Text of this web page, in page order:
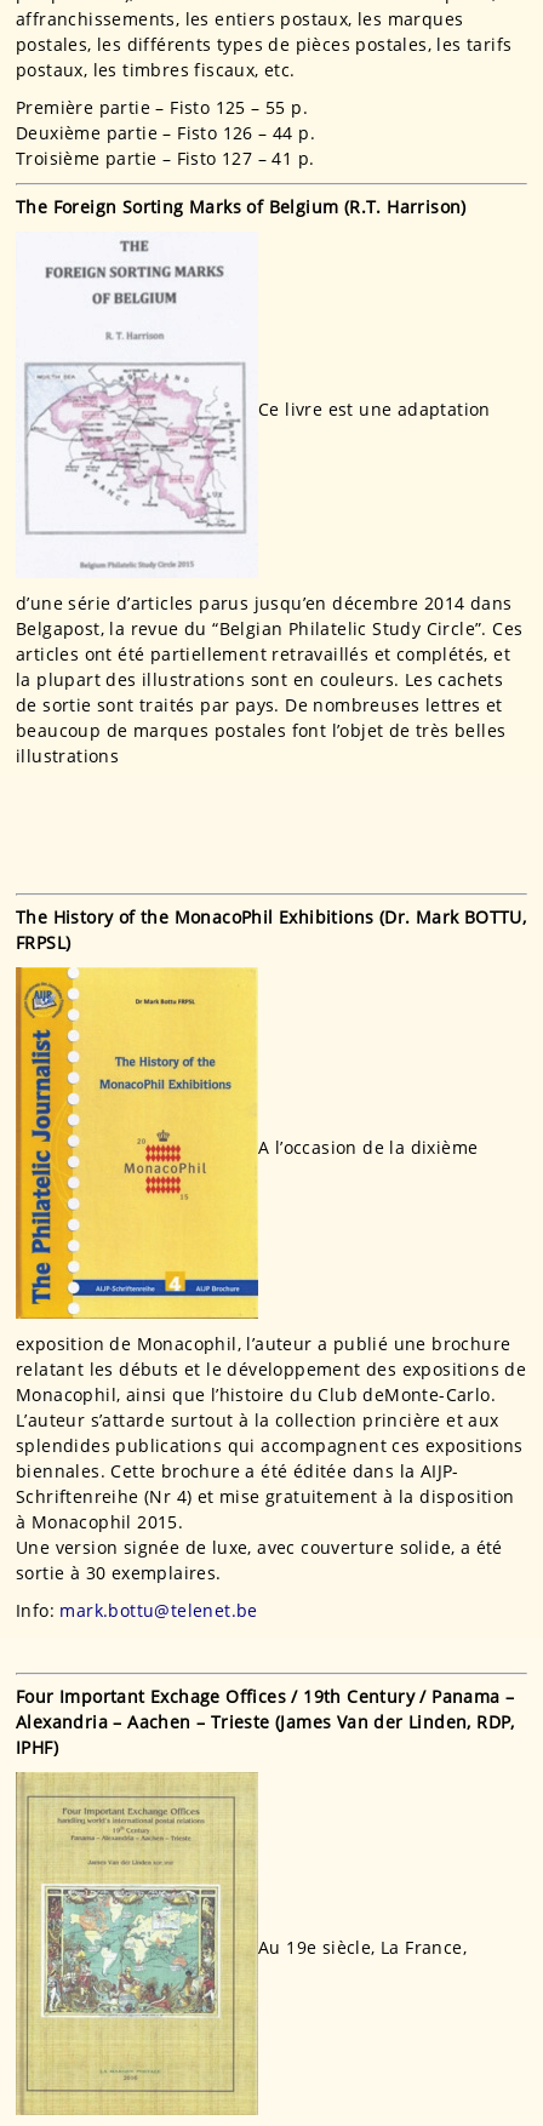
affranchissements, les entiers postaux, les marques
postales, les différents types de pièces postales, les tarifs
postaux, les timbres fiscaux, etc.
Première partie – Fisto 125 – 55 p.
Deuxième partie – Fisto 126 – 44 p.
Troisième partie – Fisto 127 – 41 p.
The Foreign Sorting Marks of Belgium (R.T. Harrison)
Ce livre est une adaptation
d’une série d’articles parus jusqu’en décembre 2014 dans
Belgapost, la revue du “Belgian Philatelic Study Circle”. Ces
articles ont été partiellement retravaillés et complétés, et
la plupart des illustrations sont en couleurs. Les cachets
de sortie sont traités par pays. De nombreuses lettres et
beaucoup de marques postales font l’objet de très belles
illustrations
The History of the MonacoPhil Exhibitions (Dr. Mark BOTTU,
FRPSL)
A l’occasion de la dixième
exposition de Monacophil, l’auteur a publié une brochure
relatant les débuts et le développement des expositions de
Monacophil, ainsi que l’histoire du Club deMonte-Carlo.
L’auteur s’attarde surtout à la collection princière et aux
splendides publications qui accompagnent ces expositions
biennales. Cette brochure a été éditée dans la AIJP-
Schriftenreihe (Nr 4) et mise gratuitement à la disposition
à Monacophil 2015.
Une version signée de luxe, avec couverture solide, a été
sortie à 30 exemplaires.
Info: mark.bottu@telenet.be
Four Important Exchage Offices / 19th Century / Panama –
Alexandria – Aachen – Trieste (James Van der Linden, RDP,
IPHF)
Au 19e siècle, La France,